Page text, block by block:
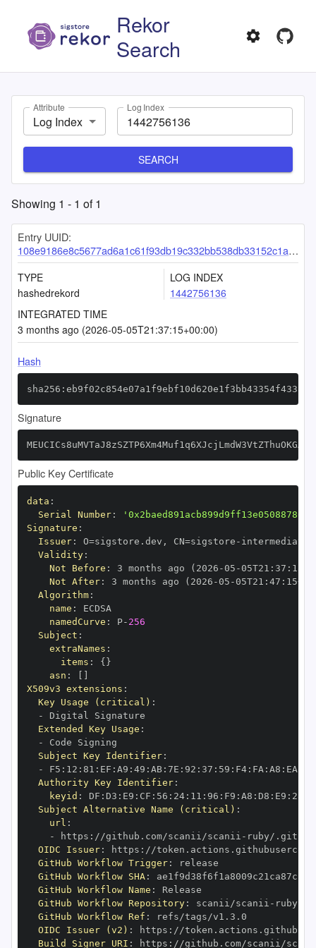
Rekor
Search
Attribute
Log Index
Log Index
SEARCH
Showing 1 - 1 of1
Entry UUID:
108e9186e8c5677ad6a1c61f93db19c332bb538db33152c1a7377470184972122062f887b4fe6f39
TYPE
hashedrekord
LOG INDEX
1442756136
INTEGRATED TIME
3 months ago (2026-05-05T21:37:15+00:00)
Hash
Signature
Public Key Certificate
data :
Serial Number:
Signature :
Issuer: O=sigstore.dev , CN=sigstore -
Validity:
Not Before : 3 months ago (2026 -05 -05T21 : 37 :
Not After: 3 months ago (2026 -05 -05T21 : 47 : 15+00
Algorithm:
name :
namedCurve : P- 256
Subject :
extraNames :
items : { }
asn :
X509v3 extensions :
Key Usage (critical) :
-
Extended Key Usage :
-
Subject Key Identifier:
-
F5 : 12 : 81 : EF : A9 : 49 : AB: 7E : 92 : 37 : 59 : F4: FA : A8 : EA
Authority Key Identifier:
keyid : DF : D3 : E9 : CF : 56 : 24: 11 : 96 : F9 : A8 : D8 : E9 : 28
Subject Alternative Name (critical) :
url :
-
https : //github.com/scanii/scanii -
OIDC Issuer: https :
GitHub Workflow Trigger:
GitHub Workflow SHA:
GitHub Workflow Name :
GitHub Workflow Repository: scanii/scanii -
GitHub Workflow Ref :
OIDC Issuer (v2) : https :
Build Signer URI : https : //github.com/scanii/